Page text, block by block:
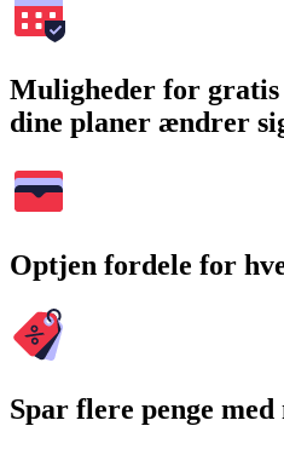
Muligheder for
dine planer ændrer
Optjen fordele for
Spar flere penge